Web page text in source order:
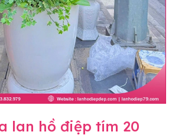
lan hồ điệp tím 20